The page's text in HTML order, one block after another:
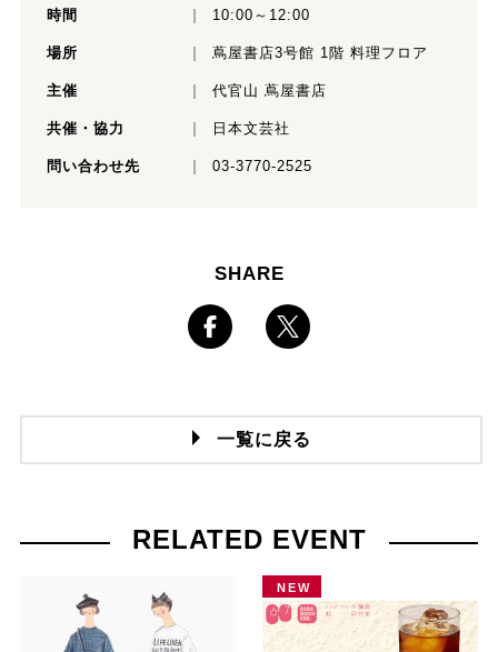
時間 10:00～12:00
場所 蔦屋書店3号館 1階 料理フロア
主催 代官山 蔦屋書店
共催・協力 日本文芸社
問い合わせ先 03-3770-2525
SHARE
一覧に戻る
RELATED EVENT
NEW